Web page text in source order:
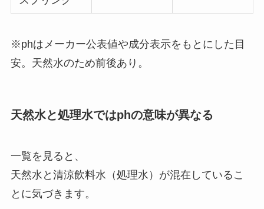
※phはメーカー公表値や成分表示をもとにした目
安。天然水のため前後あり。
天然水と処理水ではphの意味が異なる
一覧を見ると、
天然水と清涼飲料水（処理水）が混在しているこ
とに気づきます。